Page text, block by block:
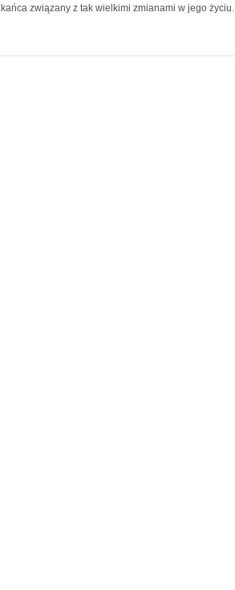
związany z tak wielkimi zmianami w jego życiu.